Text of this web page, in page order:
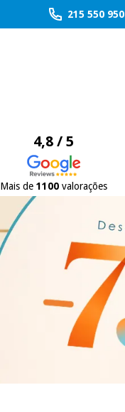
215 550 950
4,8 / 5
Mais de 1100valorações